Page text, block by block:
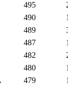
495
490
489
487
482
480
479